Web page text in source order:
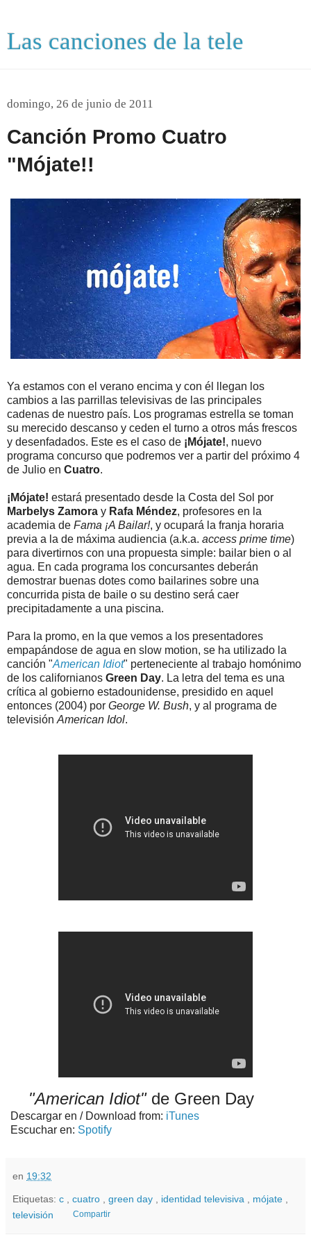
Las canciones de la tele
domingo, 26 de junio de 2011
Canción Promo Cuatro
"Mójate!!
Ya estamos con el verano encima y con él llegan los
cambios a las parrillas televisivas de las principales
cadenas de nuestro país. Los programas estrella se toman
su merecido descanso y ceden el turno a otros más frescos
y desenfadados. Este es el caso de ¡Mójate!, nuevo
programa concurso que podremos ver a partir del próximo 4
de Julio en Cuatro.
¡Mójate! estará presentado desde la Costa del Sol por
Marbelys Zamora y Rafa Méndez, profesores en la
academia de Fama ¡A Bailar!, y ocupará la franja horaria
previa a la de máxima audiencia (a.k.a. access prime time)
para divertirnos con una propuesta simple: bailar bien o al
agua. En cada programa los concursantes deberán
demostrar buenas dotes como bailarines sobre una
concurrida pista de baile o su destino será caer
precipitadamente a una piscina.
Para la promo, en la que vemos a los presentadores
empapándose de agua en slow motion, se ha utilizado la
canción "American Idiot" perteneciente al trabajo homónimo
de los californianos Green Day. La letra del tema es una
crítica al gobierno estadounidense, presidido en aquel
entonces (2004) por George W. Bush, y al programa de
televisión American Idol.
"American Idiot"de Green Day
Descargar en / Download from: iTunes
Escuchar en: Spotify
en 19:32
Etiquetas: c cuatro green day identidad televisiva mójate
televisión
Compartir